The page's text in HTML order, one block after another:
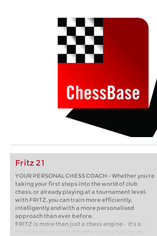
Fritz 21
YOUR PERSONAL CHESS COACH - Whether you’re
taking your first steps into the world of club
chess, or already playing at a tournament level:
with FRITZ, you can train more efficiently,
intelligently and with a more personalised
approach than ever before.
FRITZ is more than just a chess engine – it’s a
training revolution! Whether you’re taking your